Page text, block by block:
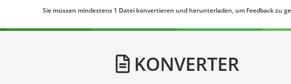
Sie müssen mindestens 1 Datei konvertieren und herunterladen, um Feedback zu
KONVERTER